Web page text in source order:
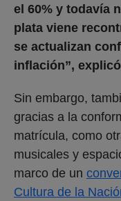
el 60% y todavía
plata viene
se actualizan
inflación”,
Sin embargo,
gracias a la
matrícula, como
musicales y
marco de un
Cultura de la